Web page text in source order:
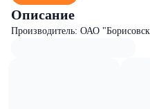
Описание
Производитель: ОАО